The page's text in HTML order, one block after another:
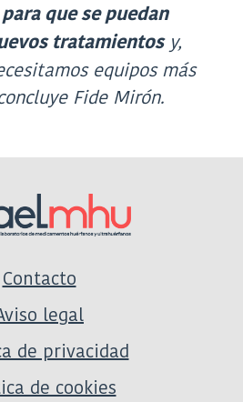
que se puedan
tratamientosy,
equipos más
Fide Mirón.
Contacto
legal
de privacidad
de cookies